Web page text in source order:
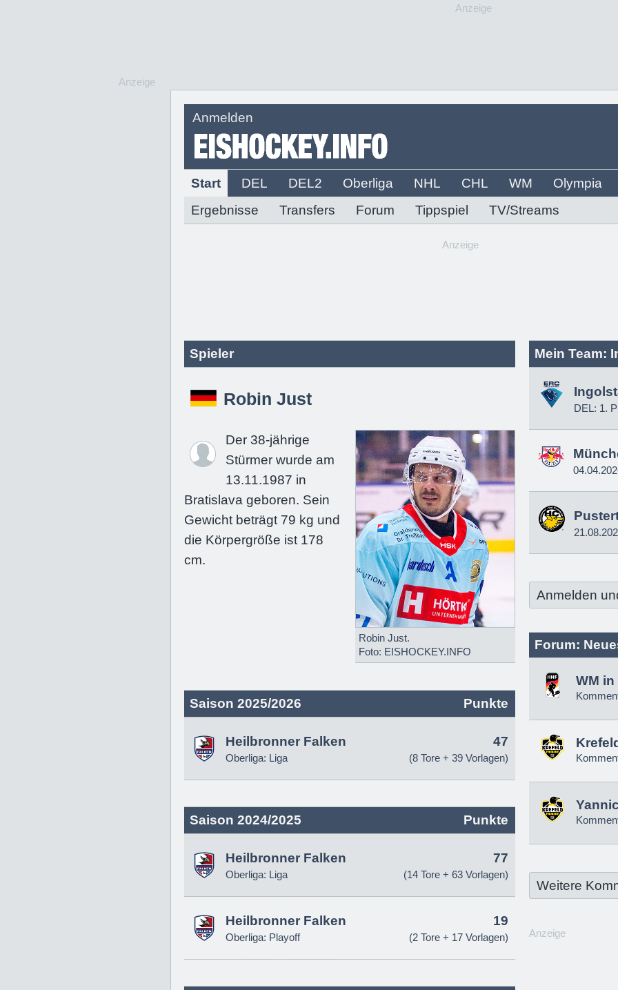
Anzeige
Anmelden
Start DEL DEL2 Oberliga NHL CHL WM
Olympia
Ergebnisse
Transfers Forum Tippspiel TV/Streams
Anzeige
Anzeige
Spieler
Robin Just
Robin Just.
Foto: EISHOCKEY.INFO
Der 38-jährige
Stürmer wurde am
13.11.1987 in
Bratislava geboren. Sein
Gewicht beträgt 79 kg und
die Körpergröße ist 178
cm.
Saison 2025/2026 Punkte
Heilbronner Falken
Oberliga: Liga
47
(8 Tore + 39 Vorlagen)
Saison 2024/2025 Punkte
Heilbronner Falken
Oberliga: Liga
77
(14 Tore + 63 Vorlagen)
Heilbronner Falken
Oberliga: Playoff
19
(2 Tore + 17 Vorlagen)
Mein Team:
DEL: 1.
Anmelden
Forum:
WM
Weitere
Anzeige